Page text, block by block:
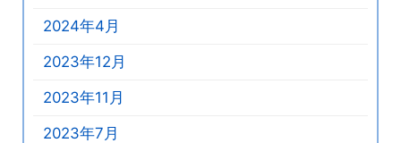
2024年4月
2023年12月
2023年11月
2023年7月